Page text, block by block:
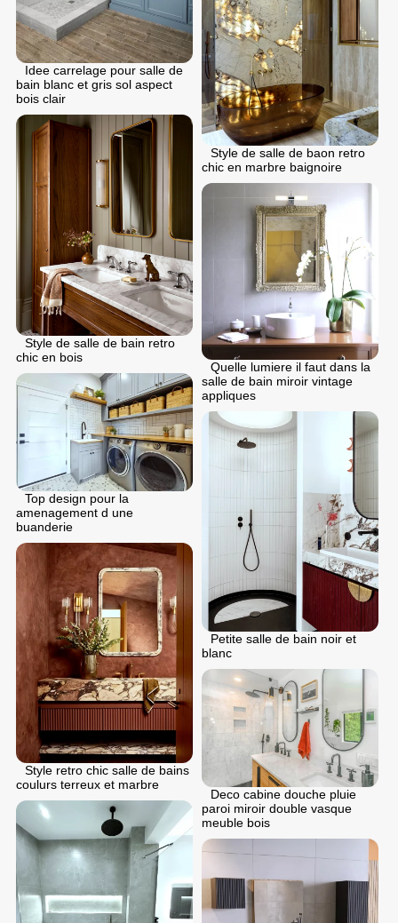
Idee carrelage pour salle de
bain blanc et gris sol aspect
bois clair
Style de salle de baon retro
chic en marbre baignoire
Style de salle de bain retro
chic en bois
Quelle lumiere il faut dans la
salle de bain miroir vintage
appliques
Top design pour la
amenagement d une
buanderie
Petite salle de bain noir et
blanc
Style retro chic salle de bains
coulurs terreux et marbre
Deco cabine douche pluie
paroi miroir double vasque
meuble bois